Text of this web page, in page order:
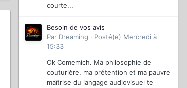
courte...
Besoin de vos avis
Par Dreaming · Posté(e) Mercredi à
15:33
Ok Comemich. Ma philosophie de
couturière, ma prétention et ma pauvre
maîtrise du langage audiovisuel te